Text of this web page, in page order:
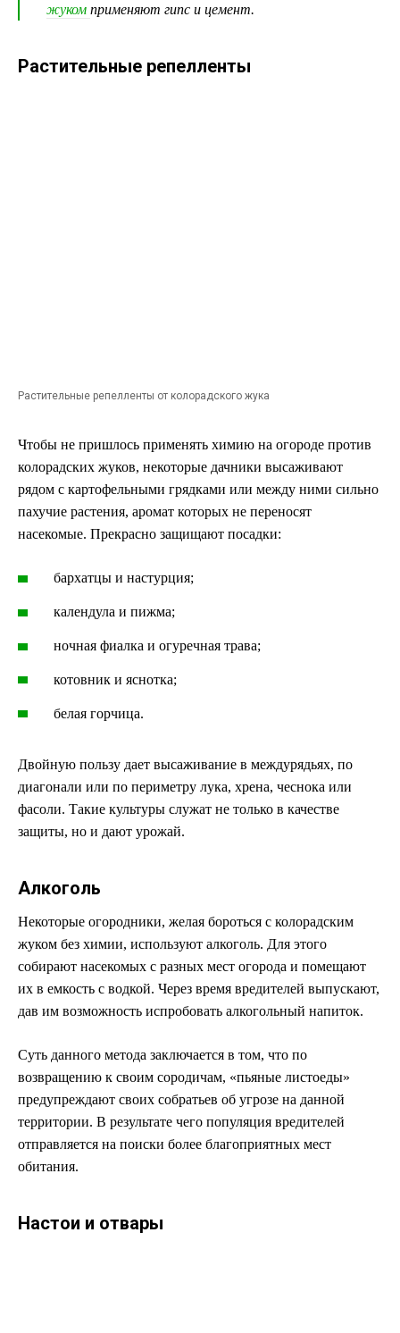
жуком применяют гипс и цемент.
Растительные репелленты
Растительные репелленты от колорадского жука
Чтобы не пришлось применять химию на огороде против
колорадских жуков, некоторые дачники высаживают
рядом с картофельными грядками или между ними сильно
пахучие растения, аромат которых не переносят
насекомые. Прекрасно защищают посадки:
бархатцы и настурция;
календула и пижма;
ночная фиалка и огуречная трава;
котовник и яснотка;
белая горчица.
Двойную пользу дает высаживание в междурядьях, по
диагонали или по периметру лука, хрена, чеснока или
фасоли. Такие культуры служат не только в качестве
защиты, но и дают урожай.
Алкоголь
Некоторые огородники, желая бороться с колорадским
жуком без химии, используют алкоголь. Для этого
собирают насекомых с разных мест огорода и помещают
их в емкость с водкой. Через время вредителей выпускают,
дав им возможность испробовать алкогольный напиток.
Суть данного метода заключается в том, что по
возвращению к своим сородичам, «пьяные листоеды»
предупреждают своих собратьев об угрозе на данной
территории. В результате чего популяция вредителей
отправляется на поиски более благоприятных мест
обитания.
Настои и отвары